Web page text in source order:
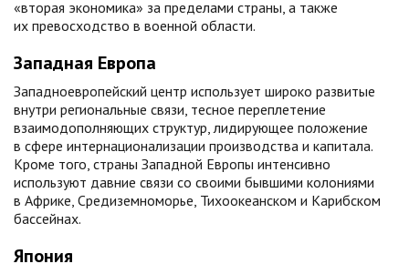
«вторая экономика» за пределами страны, а также
их превосходство в военной области.
Западная Европа
Западноевропейский центр использует широко развитые
внутри региональные связи, тесное переплетение
взаимодополняющих структур, лидирующее положение
в сфере интернационализации производства и капитала.
Кроме того, страны Западной Европы интенсивно
используют давние связи со своими бывшими колониями
в Африке, Средиземноморье, Тихоокеанском и Карибском
бассейнах.
Япония